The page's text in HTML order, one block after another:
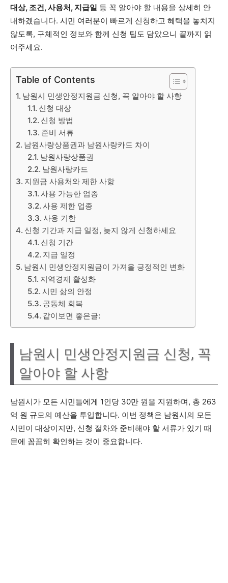
대상, 조건, 사용처, 지급일 등 꼭 알아야 할 내용을 상세히 안
내하겠습니다. 시민 여러분이 빠르게 신청하고 혜택을 놓치지
않도록, 구체적인 정보와 함께 신청 팁도 담았으니 끝까지 읽
어주세요.
Table of Contents
남원시 민생안정지원금 신청, 꼭 알아야 할 사항
신청 대상
신청 방법
준비 서류
남원사랑상품권과 남원사랑카드 차이
남원사랑상품권
남원사랑카드
지원금 사용처와 제한 사항
사용 가능한 업종
사용 제한 업종
사용 기한
신청 기간과 지급 일정, 늦지 않게 신청하세요
신청 기간
지급 일정
남원시 민생안정지원금이 가져올 긍정적인 변화
지역경제 활성화
시민 삶의 안정
공동체 회복
같이보면 좋은글:
남원시 민생안정지원금 신청, 꼭
알아야 할 사항
남원시가 모든 시민들에게 1인당 30만 원을 지원하며, 총 263
억 원 규모의 예산을 투입합니다. 이번 정책은 남원시의 모든
시민이 대상이지만, 신청 절차와 준비해야 할 서류가 있기 때
문에 꼼꼼히 확인하는 것이 중요합니다.